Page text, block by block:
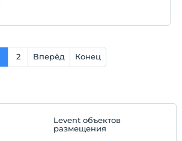
2 Вперёд Конец
Levent объектов
размещения